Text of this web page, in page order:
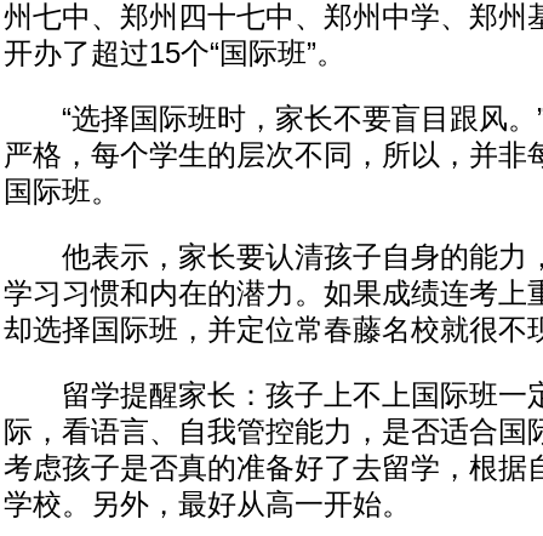
州七中、郑州四十七中、郑州中学、郑州
开办了超过15个“国际班”。
“选择国际班时，家长不要盲目跟风。
严格，每个学生的层次不同，所以，并非
国际班。
他表示，家长要认清孩子自身的能力
学习习惯和内在的潜力。如果成绩连考上
却选择国际班，并定位常春藤名校就很不
留学提醒家长：孩子上不上国际班一
际，看语言、自我管控能力，是否适合国
考虑孩子是否真的准备好了去留学，根据
学校。另外，最好从高一开始。